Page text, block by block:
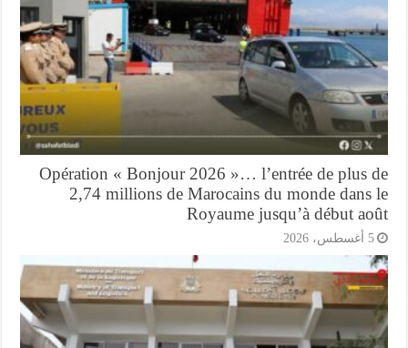
Opération « Bonjour 2026 »… l’entrée de plus
2,74 millions de Marocains du monde
Royaume jusqu’à début